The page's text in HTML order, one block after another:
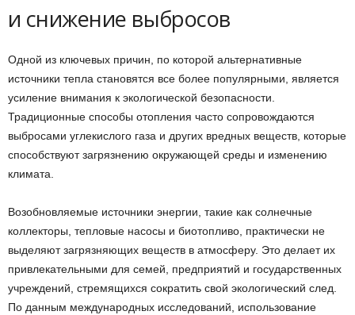
и снижение выбросов
Одной из ключевых причин, по которой альтернативные
источники тепла становятся все более популярными, является
усиление внимания к экологической безопасности.
Традиционные способы отопления часто сопровождаются
выбросами углекислого газа и других вредных веществ, которые
способствуют загрязнению окружающей среды и изменению
климата.
Возобновляемые источники энергии, такие как солнечные
коллекторы, тепловые насосы и биотопливо, практически не
выделяют загрязняющих веществ в атмосферу. Это делает их
привлекательными для семей, предприятий и государственных
учреждений, стремящихся сократить свой экологический след.
По данным международных исследований, использование